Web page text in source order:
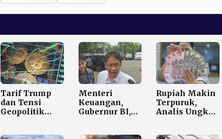
Tarif Trump
dan Tensi
Geopolitik
Menteri
Keuangan,
Gubernur BI,
Rupiah Makin
Terpuruk,
Analis Ungkap